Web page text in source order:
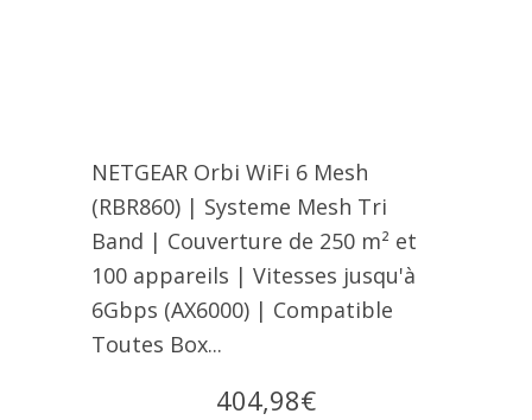
NETGEAR Orbi WiFi 6 Mesh
(RBR860) | Systeme Mesh Tri
Band | Couverture de 250 m² et
100 appareils | Vitesses jusqu'à
6Gbps (AX6000) | Compatible
Toutes Box...
404,98€